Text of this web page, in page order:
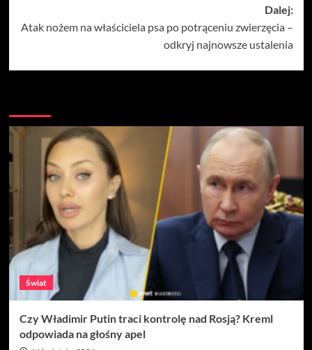
Dalej:
Atak nożem na właściciela psa po potrąceniu zwierzęcia –
odkryj najnowsze ustalenia
Świat
Czy Władimir Putin traci kontrolę nad Rosją? Kreml
odpowiada na głośny apel